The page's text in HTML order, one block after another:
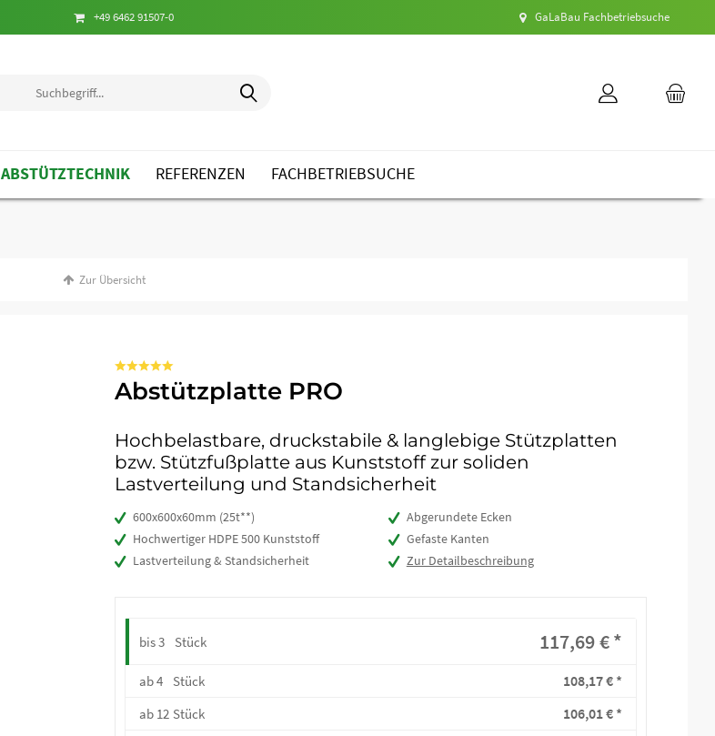
+49 6462 91507-0 GaLaBau Fachbetriebsuche
ABSTÜTZTECHNIK REFERENZEN FACHBETRIEBSUCHE
Zur Übersicht
Abstützplatte PRO
Hochbelastbare, druckstabile & langlebige Stützplatten
bzw. Stützfußplatte aus Kunststoff zur soliden
Lastverteilung und Standsicherheit
600x600x60mm (25t**)
Hochwertiger HDPE 500 Kunststoff
Lastverteilung & Standsicherheit
Abgerundete Ecken
Gefaste Kanten
Zur Detailbeschreibung
bis3 Stück 117,69 € *
ab4 Stück 108,17 € *
ab 12 Stück 106,01 € *